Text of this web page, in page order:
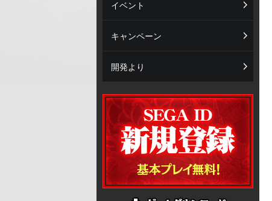
イベント
キャンペーン
開発より